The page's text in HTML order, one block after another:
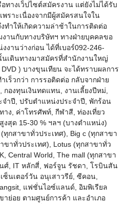
ทางเว็ปไซต์สมัครงาน แต่ยังไม่ได้รับ
ราะเนื่องจากมีผู้สมัครสนใจใน
ทำให้เกิดความล่าช้าในการติดต่อ
านกับทางบริษัทฯ ทางฝ่ายบุคคลขอ
งานว่างก่อน ได้ที่เบอร์092-246-
เดินทางมาสมัครที่สำนักงานใหญ่
) บางขุนเทียน จะได้ทราบผลการ
ร็วกว่า การรอติดต่อ กลับจากฝ่าย
องทุนเงินทดแทน, งานเลี้ยงปีหม่,
ำปี, ปรับตำแหน่งประจำปี, พักร้อน
ง, ค่าโทรศัพท์, กีฬาสี, ท่องเที่ยว
สุด 15-30 % ฯลฯ (บางตำแหน่ง)
ทุกสาขาทั่วประเทศ), Big c (ทุกสาขา
ขาทั่วประเทศ), Lotus (ทุกสาขาทั่ว
Central World, The mall (ทุกสาขา
ศ์, IT หลักสี่, ฟอร์จูน รัชดา, โรบินสัน
ซ็นเตอร์วัน อนุเสาวรีย์, ซีคอน,
แฟชั่นไอซ์แลนด์, อิมพิเรียล
ย่อย ตามศูนย์การค้า และอำเภอ